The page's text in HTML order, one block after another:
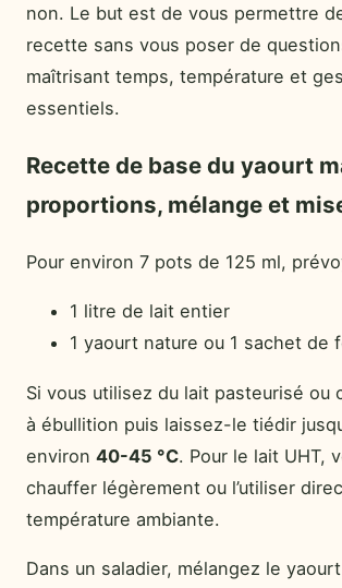
non. Le but est de vous permettre
recette sans vous poser de
maîtrisant temps, température et
essentiels.
Recette de base du yaourt
proportions, mélange et
Pour environ 7 pots de 125 ml,
1 litre de lait entier
1 yaourt nature ou 1 sachet de
Si vous utilisez du lait pasteurisé ou
à ébullition puis laissez-le tiédir
environ 40-45 °C. Pour le lait UHT,
chauffer légèrement ou l’utiliser
température ambiante.
Dans un saladier, mélangez le